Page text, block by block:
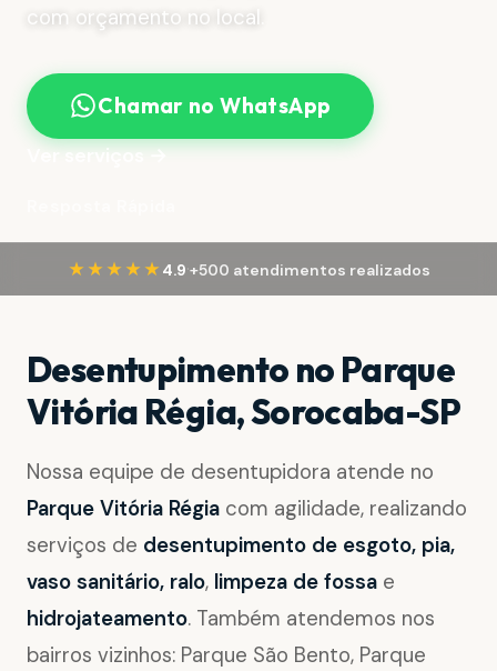
com orçamento no local.
Chamar no WhatsApp
Ver serviços →
★★★★★ 4.9·+500 atendimentos realizados
Desentupimento no Parque
Vitória Régia, Sorocaba-SP
Nossa equipe de desentupidora atende no
Parque Vitória Régia com agilidade, realizando
serviços de desentupimento de esgoto, pia,
vaso sanitário, ralo, limpeza de fossa e
hidrojateamento. Também atendemos nos
bairros vizinhos: Parque São Bento, Parque